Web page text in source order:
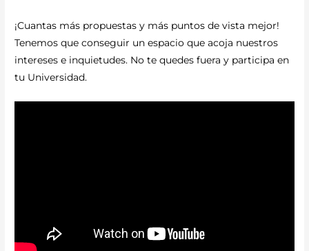
¡Cuantas más propuestas y más puntos de vista mejor!
Tenemos que conseguir un espacio que acoja nuestros
intereses e inquietudes. No te quedes fuera y participa en
tu Universidad.